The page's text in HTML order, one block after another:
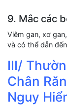
9. Mắc các
Viêm gan, xơ
và có thể dẫn
III/
Chân
Nguy